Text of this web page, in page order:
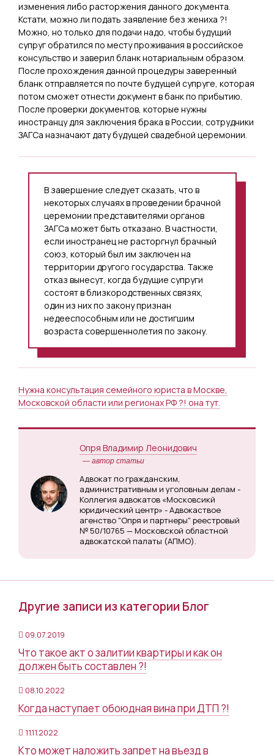
изменения либо расторжения данного документа.
Кстати, можно ли подать заявление без жениха ?!
Можно, но только для подачи надо, чтобы будущий
супруг обратился по месту проживания в российское
консульство и заверил бланк нотариальным образом.
После прохождения данной процедуры заверенный
бланк отправляется по почте будущей супруге, которая
потом сможет отнести документ в банк по прибытию.
После проверки документов, которые нужны
иностранцу для заключения брака в России, сотрудники
ЗАГСа назначают дату будущей свадебной церемонии.
В завершение следует сказать, что в
некоторых случаях в проведении брачной
церемонии представителями органов
ЗАГСа может быть отказано. В частности,
если иностранец не расторгнул брачный
союз, который был им заключен на
территории другого государства. Также
отказ вынесут, когда будущие супруги
состоят в близкородственных связях,
один из них по закону признан
недееспособным или не достигшим
возраста совершеннолетия по закону.
Нужна консультация семейного юриста в Москве,
Московской области или регионах РФ ?! она тут.
Опря Владимир Леонидович
— автор статьи
Адвокат по гражданским,
административным и уголовным делам -
Коллегия адвокатов «Московсикй
юридический центр» - Адвокаствое
агенство "Опря и партнеры" реестровый
№ 50/10765 — Московской областной
адвокатской палаты (АПМО).
Другие записи из категории Блог
09.07.2019
Что такое акт о залитии квартиры и как он
должен быть составлен ?!
08.10.2022
Когда наступает обоюдная вина при ДТП ?!
11.11.2022
Кто может наложить запрет на въезд в